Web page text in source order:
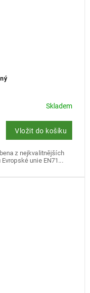
Skladem
Vložit do košíku
z nejkvalitnějších
unie EN71...